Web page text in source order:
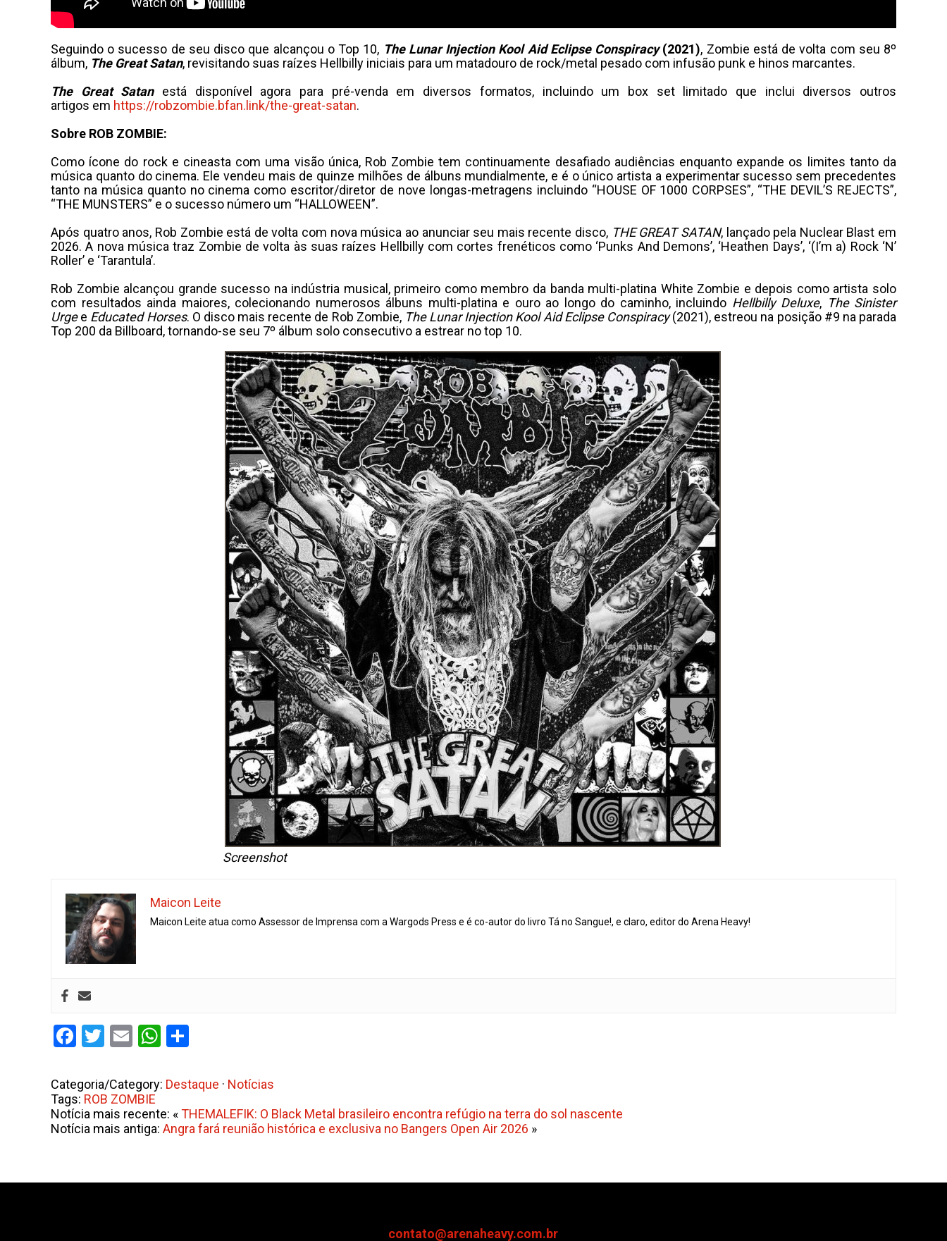
Seguindo o sucesso de seu disco que alcançou o Top 10, The Lunar Injection Kool Aid Eclipse Conspiracy(2021), Zombie está de volta com seu 8º
álbum, The Great Satan, revisitando suas raízes Hellbilly iniciais para um matadouro de rock/metal pesado com infusão punk e hinos marcantes.
The Great Satanestá disponível agora para pré-venda em diversos formatos, incluindo um box set limitado que inclui diversos outros
artigos em https://robzombie.bfan.link/the-great-satan.
Sobre ROB ZOMBIE:
Como ícone do rock e cineasta com uma visão única, Rob Zombie tem continuamente desafiado audiências enquanto expande os limites tanto da
música quanto do cinema. Ele vendeu mais de quinze milhões de álbuns mundialmente, e é o único artista a experimentar sucesso sem precedentes
tanto na música quanto no cinema como escritor/diretor de nove longas-metragens incluindo “HOUSE OF 1000 CORPSES”, “THE DEVIL’S REJECTS”,
“THE MUNSTERS” e o sucesso número um “HALLOWEEN”.
Após quatro anos, Rob Zombie está de volta com nova música ao anunciar seu mais recente disco, THE GREAT SATAN, lançado pela Nuclear Blast em
2026. A nova música traz Zombie de volta às suas raízes Hellbilly com cortes frenéticos como ‘Punks And Demons’, ‘Heathen Days’, ‘(I’m a) Rock ‘N’
Roller’ e ‘Tarantula’.
Rob Zombie alcançou grande sucesso na indústria musical, primeiro como membro da banda multi-platina White Zombie e depois como artista solo
com resultados ainda maiores, colecionando numerosos álbuns multi-platina e ouro ao longo do caminho, incluindo Hellbilly Deluxe, The Sinister
Urgee Educated Horses. O disco mais recente de Rob Zombie, The Lunar Injection Kool Aid Eclipse Conspiracy(2021), estreou na posição #9 na parada
Top 200 da Billboard, tornando-se seu 7º álbum solo consecutivo a estrear no top 10.
Screenshot
Maicon Leite
Maicon Leite atua como Assessor de Imprensa com a Wargods Press e é co-autor do livro Tá no Sangue!, e claro, editor do Arena Heavy!
Facebook
Twitter
EmailWhatsApp
Categoria/Category: Destaque · Notícias
Tags: ROB ZOMBIE
Notícia mais recente: «THEMALEFIK: O Black Metal brasileiro encontra refúgio na terra do sol nascente
Notícia mais antiga: Angra fará reunião histórica e exclusiva no Bangers Open Air 2026 »
contato@arenaheavy.com.br